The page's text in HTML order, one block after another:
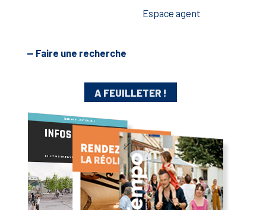
Espace agent
— Faire une recherche
A FEUILLETER !